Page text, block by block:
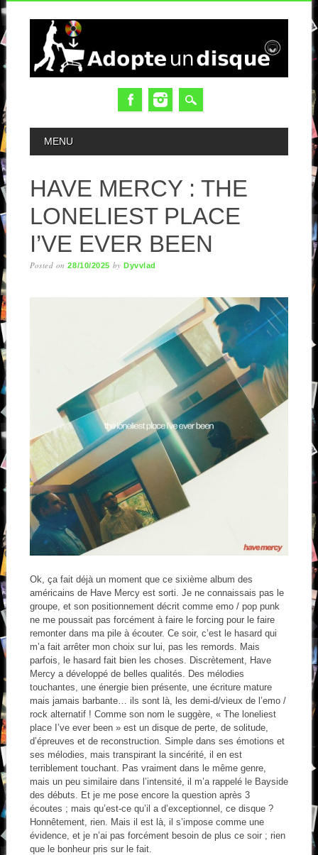
MAIN MENU
MENU
HAVE MERCY : THE
LONELIEST PLACE
I’VE EVER BEEN
Posted on28/10/2025 byDyvvlad
Ok, ça fait déjà un moment que ce sixième album des
américains de Have Mercy est sorti. Je ne connaissais pas le
groupe, et son positionnement décrit comme emo / pop punk
ne me poussait pas forcément à faire le forcing pour le faire
remonter dans ma pile à écouter. Ce soir, c’est le hasard qui
m’a fait arrêter mon choix sur lui, pas les remords. Mais
parfois, le hasard fait bien les choses. Discrètement, Have
Mercy a développé de belles qualités. Des mélodies
touchantes, une énergie bien présente, une écriture mature
mais jamais barbante… ils sont là, les demi-d/vieux de l’emo /
rock alternatif ! Comme son nom le suggère, « The loneliest
place I’ve ever been » est un disque de perte, de solitude,
d’épreuves et de reconstruction. Simple dans ses émotions et
ses mélodies, mais transpirant la sincérité, il en est
terriblement touchant. Pas vraiment dans le même genre,
mais un peu similaire dans l’intensité, il m’a rappelé le Bayside
des débuts. Et je me pose encore la question après 3
écoutes ; mais qu’est-ce qu’il a d’exceptionnel, ce disque ?
Honnêtement, rien. Mais il est là, il s’impose comme une
évidence, et je n’ai pas forcément besoin de plus ce soir ; rien
que le bonheur pris sur le fait.